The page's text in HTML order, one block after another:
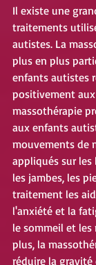
Il existe une
traitements
autistes. La
plus en plus
enfants autistes
positivement aux
massothérapie
aux enfants
mouvements de
appliqués sur les
les jambes, les
traitement les
l'anxiété et la
le sommeil et les
plus, la
réduire la